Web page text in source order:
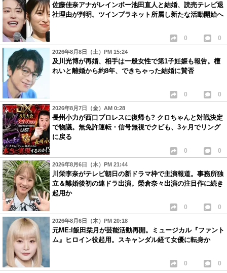
佐藤佳奈アナがレインボー池田直人と結婚、読売テレビ退
社理由が判明。ツインプラネット所属し新たな活動開始へ
0 0
2026年8月8日（土）PM 15:24
及川光博が再婚、相手は一般女性で第1子妊娠も報告。檀
れいと離婚から約8年、できちゃった結婚に賛否
0 0
2026年8月7日（金）AM 0:28
長州小力が西口プロレスに復帰も? クロちゃんと対戦決定
で物議。無免許運転・信号無視でクビも、3ヶ月でリング
に戻る
0 0
2026年8月6日（木）PM 21:44
川栄李奈がテレビ朝日の新ドラマ枠で主演報道。事務所独
立＆離婚後初の連ドラ出演。榮倉奈々出演の注目作に続き
起用か
0 0
2026年8月6日（木）PM 20:18
元ME:I飯田栞月が芸能活動再開。ミュージカル『ファント
ム』ヒロイン役起用。スキャンダル経て女優に転身か
0 0